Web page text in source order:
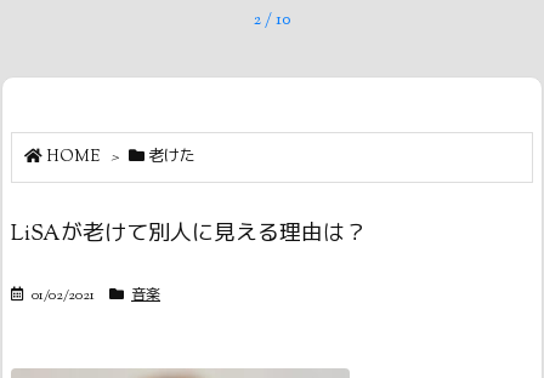
2/10
HOME > 老けた
LiSAが老けて別人に見える理由は？
01/02/2021 音楽